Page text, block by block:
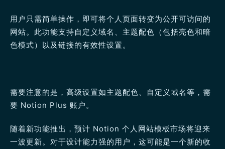
用户只需简单操作，即可将个人页面转变为公开可访问的
网站。此功能支持自定义域名、主题配色（包括亮色和暗
色模式）以及链接的有效性设置。
需要注意的是，高级设置如主题配色、自定义域名等，需
要 Notion Plus 账户。
随着新功能推出，预计 Notion 个人网站模板市场将迎来
一波更新。对于设计能力强的用户，这可能是一个新的收